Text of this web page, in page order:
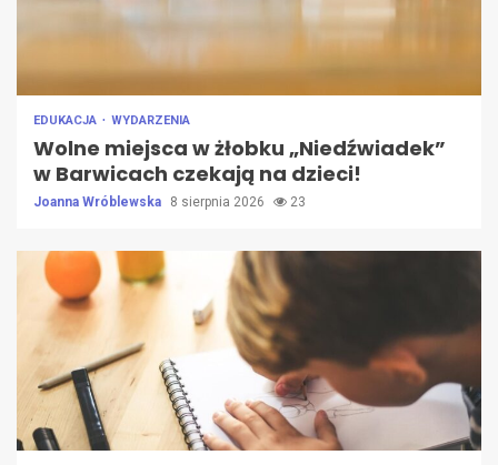
EDUKACJA WYDARZENIA
Wolne miejsca w żłobku „Niedźwiadek”
w Barwicach czekają na dzieci!
Joanna Wróblewska 8 sierpnia 2026 23